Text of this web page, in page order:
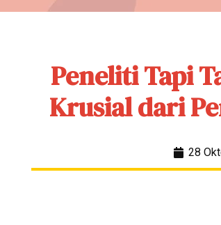
Peneliti Tapi
Krusial dari
28